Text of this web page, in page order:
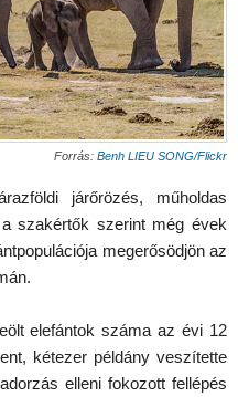
Forrás: Benh LIEU SONG/Flickr
járőrözés, műholdas
szakértők szerint még évek
megerősödjön az
elefántok száma az évi 12
kétezer példány veszítette
elleni fokozott fellépés